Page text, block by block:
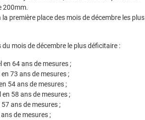
200mm.
première place des mois de décembre les plus
mois de décembre le plus déficitaire :
64 ans de mesures ;
73 ans de mesures ;
54 ans de mesures ;
58 ans de mesures ;
ans de mesures ;
de mesures ;